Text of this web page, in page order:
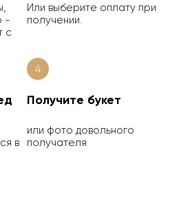
-
с
Или выберите оплату при
получении.
в
4
Получите букет
или фото довольного
получателя